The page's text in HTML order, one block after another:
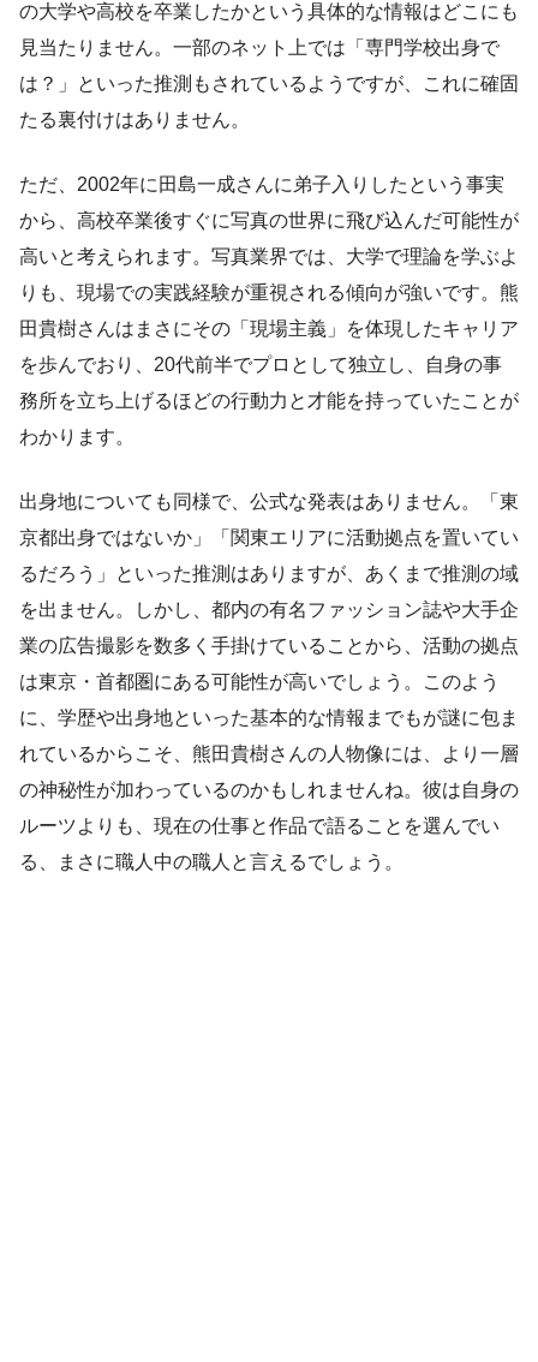
の大学や高校を卒業したかという具体的な情報はどこにも
見当たりません。一部のネット上では「専門学校出身で
は？」といった推測もされているようですが、これに確固
たる裏付けはありません。
ただ、2002年に田島一成さんに弟子入りしたという事実
から、高校卒業後すぐに写真の世界に飛び込んだ可能性が
高いと考えられます。写真業界では、大学で理論を学ぶよ
りも、現場での実践経験が重視される傾向が強いです。熊
田貴樹さんはまさにその「現場主義」を体現したキャリア
を歩んでおり、20代前半でプロとして独立し、自身の事
務所を立ち上げるほどの行動力と才能を持っていたことが
わかります。
出身地についても同様で、公式な発表はありません。「東
京都出身ではないか」「関東エリアに活動拠点を置いてい
るだろう」といった推測はありますが、あくまで推測の域
を出ません。しかし、都内の有名ファッション誌や大手企
業の広告撮影を数多く手掛けていることから、活動の拠点
は東京・首都圏にある可能性が高いでしょう。このよう
に、学歴や出身地といった基本的な情報までもが謎に包ま
れているからこそ、熊田貴樹さんの人物像には、より一層
の神秘性が加わっているのかもしれませんね。彼は自身の
ルーツよりも、現在の仕事と作品で語ることを選んでい
る、まさに職人中の職人と言えるでしょう。